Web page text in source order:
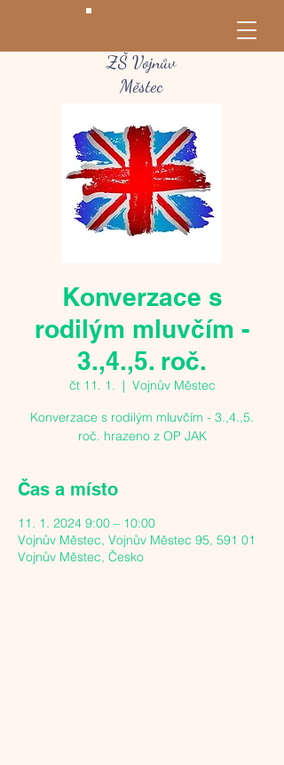
ZŠ Vojnův
Městec
Konverzace s
rodilým mluvčím -
3.,4.,5. roč.
čt 11. 1.
  |
Vojnův Městec
Konverzace s rodilým mluvčím - 3.,4.,5.
roč. hrazeno z OP JAK
Čas a místo
11. 1. 2024 9:00 – 10:00
Vojnův Městec, Vojnův Městec 95, 591 01
Vojnův Městec, Česko